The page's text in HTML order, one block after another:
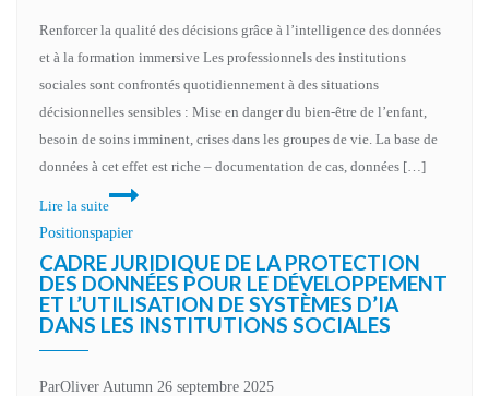
Renforcer la qualité des décisions grâce à l’intelligence des données
et à la formation immersive Les professionnels des institutions
sociales sont confrontés quotidiennement à des situations
décisionnelles sensibles : Mise en danger du bien-être de l’enfant,
besoin de soins imminent, crises dans les groupes de vie. La base de
données à cet effet est riche – documentation de cas, données […]
Lire la suite
IA
dans
les
institutions
–
Positionspapier
CADRE JURIDIQUE DE LA PROTECTION
DES DONNÉES POUR LE DÉVELOPPEMENT
ET L’UTILISATION DE SYSTÈMES D’IA
DANS LES INSTITUTIONS SOCIALES
ParOliver Autumn 26 septembre 2025